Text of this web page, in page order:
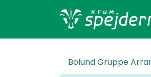
Bolund Gruppe